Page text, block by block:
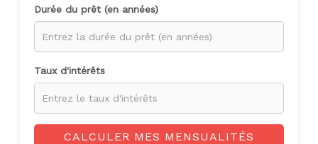
Durée du prêt (en années)
Taux d'intérêts
CALCULER MES MENSUALITÉS